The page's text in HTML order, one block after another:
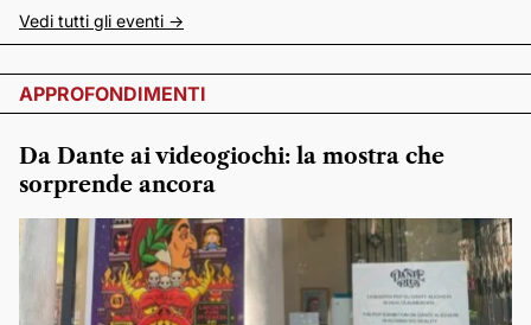
Vedi tutti gli eventi ->
APPROFONDIMENTI
Da Dante ai videogiochi: la mostra che
sorprende ancora